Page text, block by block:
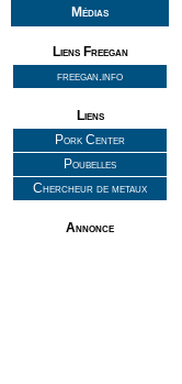
Médias
Liens Freegan
freegan.info
Liens
Pork Center
Poubelles
Chercheur de metaux
Annonce